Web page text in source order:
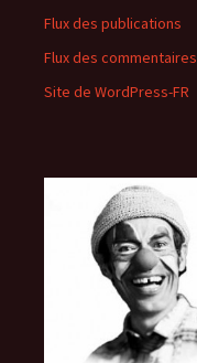
Flux des publications
Flux des commentaires
Site de WordPress-FR